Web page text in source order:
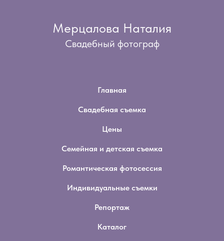
Мерцалова Наталия
Свадебный фотограф
Главная
Свадебная съемка
Цены
Семейная и детская съемка
Романтическая фотосессия
Индивидуальные съемки
Репортаж
Каталог